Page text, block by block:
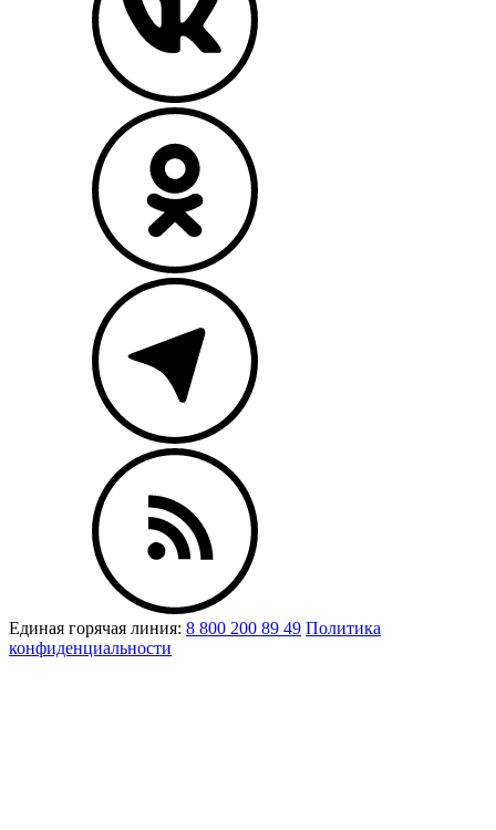
Единая горячая линия: 8 800 200 89 49 Политика
конфиденциальности